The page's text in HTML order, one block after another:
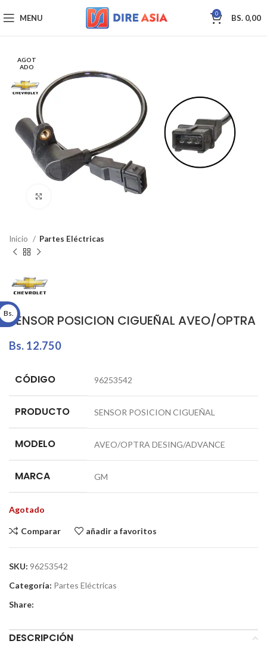
MENU 0 BS. 0,00
AGOT
ADO
Inicio Partes Eléctricas
SENSOR POSICION CIGUEÑAL AVEO/OPTRA
Bs. 12.750
CÓDIGO 96253542
PRODUCTO SENSOR POSICION CIGUEÑAL
MODELO AVEO/OPTRA DESING/ADVANCE
MARCA GM
Agotado
Comparar añadir a favoritos
SKU: 96253542
Categoría: Partes Eléctricas
Share:
DESCRIPCIÓN
Bs.